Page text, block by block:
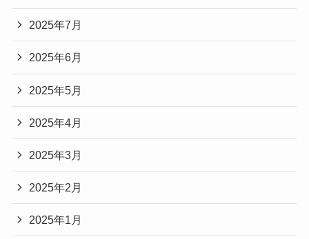
2025年7月
2025年6月
2025年5月
2025年4月
2025年3月
2025年2月
2025年1月